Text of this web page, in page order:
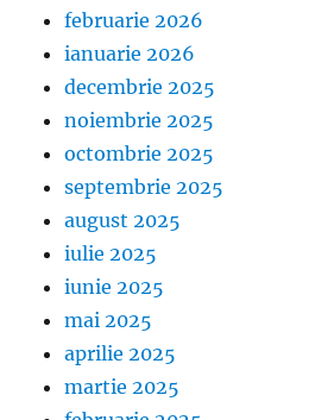
februarie 2026
ianuarie 2026
decembrie 2025
noiembrie 2025
octombrie 2025
septembrie 2025
august 2025
iulie 2025
iunie 2025
mai 2025
aprilie 2025
martie 2025